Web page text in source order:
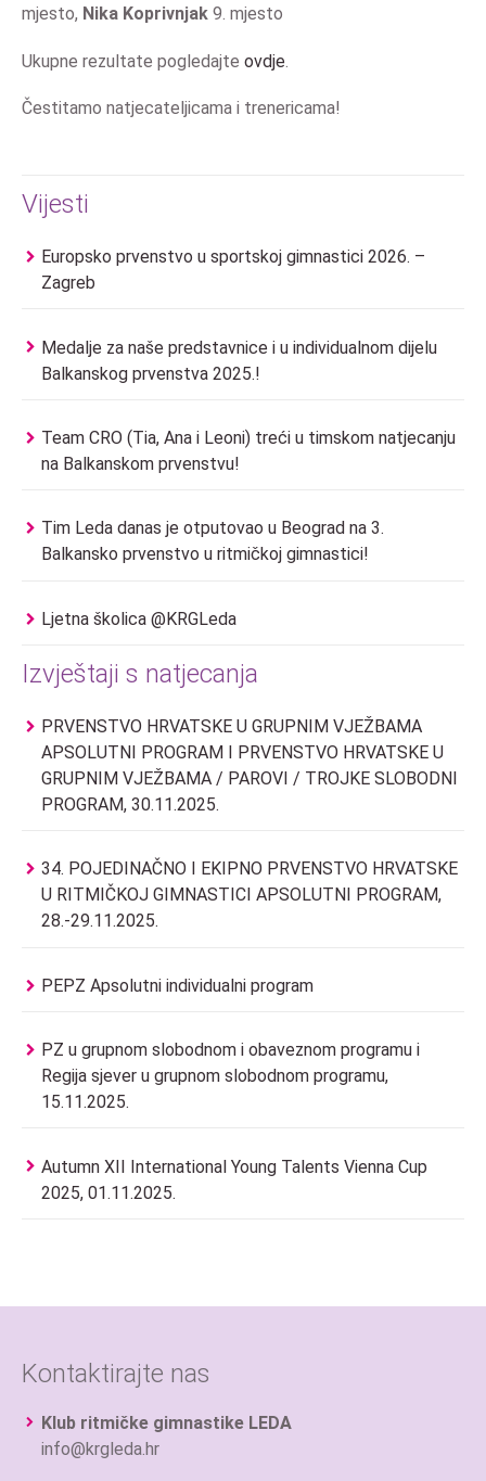
mjesto, Nika Koprivnjak 9. mjesto
Ukupne rezultate pogledajte ovdje
Čestitamo natjecateljicama i trenericama!
Vijesti
Europsko prvenstvo u sportskoj gimnastici 2026. –
Zagreb
Medalje za naše predstavnice i u individualnom dijelu
Balkanskog prvenstva 2025.!
Team CRO (Tia, Ana i Leoni) treći u timskom natjecanju
na Balkanskom prvenstvu!
Tim Leda danas je otputovao u Beograd na 3.
Balkansko prvenstvo u ritmičkoj gimnastici!
Ljetna školica @KRGLeda
Izvještaji s natjecanja
PRVENSTVO HRVATSKE U GRUPNIM VJEŽBAMA
APSOLUTNI PROGRAM I PRVENSTVO HRVATSKE U
GRUPNIM VJEŽBAMA / PAROVI / TROJKE SLOBODNI
PROGRAM, 30.11.2025.
34. POJEDINAČNO I EKIPNO PRVENSTVO HRVATSKE
U RITMIČKOJ GIMNASTICI APSOLUTNI PROGRAM,
28.-29.11.2025.
PEPZ Apsolutni individualni program
PZ u grupnom slobodnom i obaveznom programu i
Regija sjever u grupnom slobodnom programu,
15.11.2025.
Autumn XII International Young Talents Vienna Cup
2025, 01.11.2025.
Kontaktirajte nas
Klub ritmičke gimnastike LEDA
info@krgleda.hr